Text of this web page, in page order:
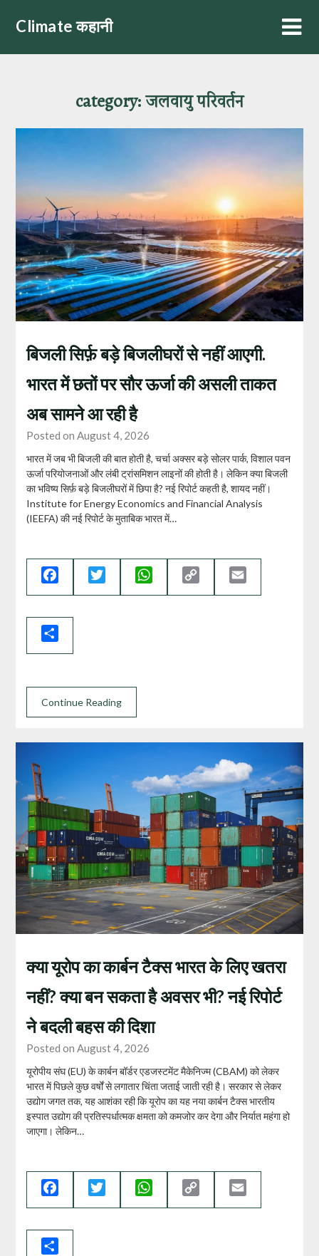
Climate कहानी
category:जलवायु परिवर्तन
बिजली सिर्फ़ बड़े बिजलीघरों से नहीं आएगी.
भारत में छतों पर सौर ऊर्जा की असली ताकत
अब सामने आ रही है
Posted on August 4, 2026
भारत में जब भी बिजली की बात होती है, चर्चा अक्सर बड़े सोलर पार्क, विशाल पवन
ऊर्जा परियोजनाओं और लंबी ट्रांसमिशन लाइनों की होती है। लेकिन क्या बिजली
का भविष्य सिर्फ़ बड़े बिजलीघरों में छिपा है? नई रिपोर्ट कहती है, शायद नहीं।
Institute for Energy Economics and Financial Analysis
(IEEFA) की नई रिपोर्ट के मुताबिक भारत में…
Facebook Twitter WhatsApp
Link
Continue Reading
क्या यूरोप का कार्बन टैक्स भारत के लिए खतरा
नहीं? क्या बन सकता है अवसर भी? नई रिपोर्ट
ने बदली बहस की दिशा
Posted on August 4, 2026
यूरोपीय संघ (EU) के कार्बन बॉर्डर एडजस्टमेंट मैकेनिज्म (CBAM) को लेकर
भारत में पिछले कुछ वर्षों से लगातार चिंता जताई जाती रही है। सरकार से लेकर
उद्योग जगत तक, यह आशंका रही कि यूरोप का यह नया कार्बन टैक्स भारतीय
इस्पात उद्योग की प्रतिस्पर्धात्मक क्षमता को कमजोर कर देगा और निर्यात महंगा हो
जाएगा। लेकिन…
Facebook Twitter WhatsApp